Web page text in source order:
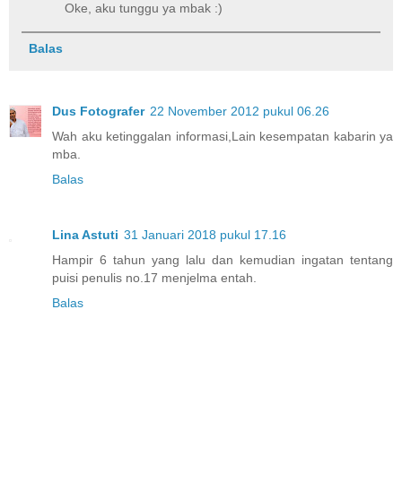
Oke, aku tunggu ya mbak :)
Balas
Dus Fotografer 22 November 2012 pukul 06.26
Wah aku ketinggalan informasi,Lain kesempatan kabarin ya
mba.
Balas
Lina Astuti 31 Januari 2018 pukul 17.16
Hampir 6 tahun yang lalu dan kemudian ingatan tentang
puisi penulis no.17 menjelma entah.
Balas